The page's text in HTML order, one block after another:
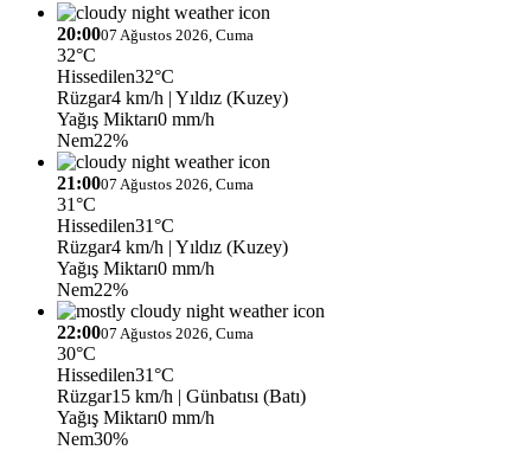
20:0007 Ağustos 2026, Cuma
32°C
Hissedilen32°C
Rüzgar4 km/h | Yıldız (Kuzey)
Yağış Miktarı0 mm/h
Nem22%
21:0007 Ağustos 2026, Cuma
31°C
Hissedilen31°C
Rüzgar4 km/h | Yıldız (Kuzey)
Yağış Miktarı0 mm/h
Nem22%
22:0007 Ağustos 2026, Cuma
30°C
Hissedilen31°C
Rüzgar15 km/h | Günbatısı (Batı)
Yağış Miktarı0 mm/h
Nem30%